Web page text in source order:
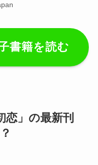
書籍を読む
」の最新刊